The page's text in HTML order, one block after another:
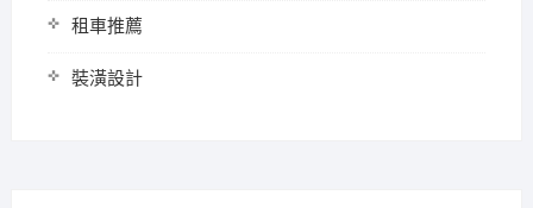
租車推薦
裝潢設計